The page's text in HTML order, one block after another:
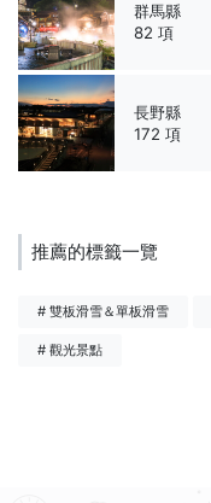
群馬縣
82 項
長野縣
172 項
推薦的標籤一覽
# 雙板滑雪＆單板滑雪
# 觀光景點